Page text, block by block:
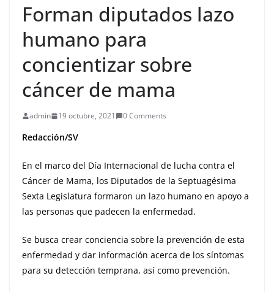
Forman diputados lazo
humano para
concientizar sobre
cáncer de mama
admin 19 octubre, 2021 0 Comments
Redacción/SV
En el marco del Día Internacional de lucha contra el
Cáncer de Mama, los Diputados de la Septuagésima
Sexta Legislatura formaron un lazo humano en apoyo a
las personas que padecen la enfermedad.
Se busca crear conciencia sobre la prevención de esta
enfermedad y dar información acerca de los síntomas
para su detección temprana, así como prevención.